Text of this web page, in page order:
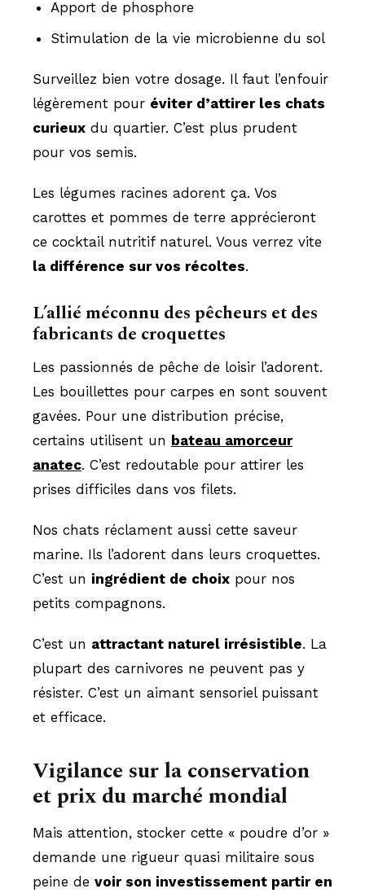
Apport de phosphore
Stimulation de la vie microbienne du sol
Surveillez bien votre dosage. Il faut l’enfouir
légèrement pour éviter d’attirer les chats
curieux du quartier. C’est plus prudent
pour vos semis.
Les légumes racines adorent ça. Vos
carottes et pommes de terre apprécieront
ce cocktail nutritif naturel. Vous verrez vite
la différence sur vos récoltes.
L’allié méconnu des pêcheurs et des
fabricants de croquettes
Les passionnés de pêche de loisir l’adorent.
Les bouillettes pour carpes en sont souvent
gavées. Pour une distribution précise,
certains utilisent un bateau amorceur
anatec. C’est redoutable pour attirer les
prises difficiles dans vos filets.
Nos chats réclament aussi cette saveur
marine. Ils l’adorent dans leurs croquettes.
C’est un ingrédient de choix pour nos
petits compagnons.
C’est un attractant naturel irrésistible. La
plupart des carnivores ne peuvent pas y
résister. C’est un aimant sensoriel puissant
et efficace.
Vigilance sur la conservation
et prix du marché mondial
Mais attention, stocker cette « poudre d’or »
demande une rigueur quasi militaire sous
peine de voir son investissement partir en